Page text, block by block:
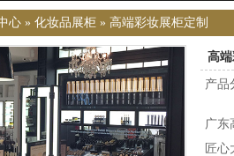
心 » 化妆品展柜 » 高端彩妆展柜定制
高
产品
广东
匠心